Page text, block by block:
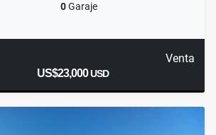
0Garaje
Venta
US$23,000USD